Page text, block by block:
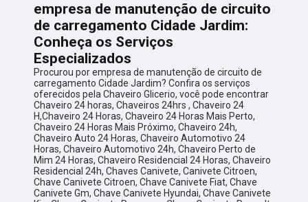
empresa de manutenção de circuito
de carregamento Cidade Jardim:
Conheça os Serviços
Especializados
Procurou por empresa de manutenção de circuito de
carregamento Cidade Jardim? Confira os serviços
oferecidos pela Chaveiro Glicerio, você pode encontrar
Chaveiro 24 horas, Chaveiros 24hrs , Chaveiro 24
H,Chaveiro 24 Horas, Chaveiro 24 Horas Mais Perto,
Chaveiro 24 Horas Mais Próximo, Chaveiro 24h,
Chaveiro Auto 24 Horas, Chaveiro Automotivo 24
Horas, Chaveiro Automotivo 24h, Chaveiro Perto de
Mim 24 Horas, Chaveiro Residencial 24 Horas, Chaveiro
Residencial 24h, Chaves Canivete, Canivete Citroen,
Chave Canivete Citroen, Chave Canivete Fiat, Chave
Canivete Gm, Chave Canivete Hyundai, Chave Canivete